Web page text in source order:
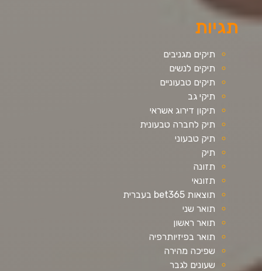
תגיות
תיקים מגניבים
תיקים לנשים
תיקים טבעוניים
תיקי גב
תיקון דירוג אשראי
תיק לחברה טבעונית
תיק טבעוני
תיק
תזונה
תזונאי
תוצאות bet365 בעברית
תואר שני
תואר ראשון
תואר בפיזיותרפיה
שפיכה מהירה
שעונים לגבר